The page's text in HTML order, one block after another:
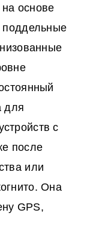
основе
поддельные
для
с
после
или
Она
GPS,